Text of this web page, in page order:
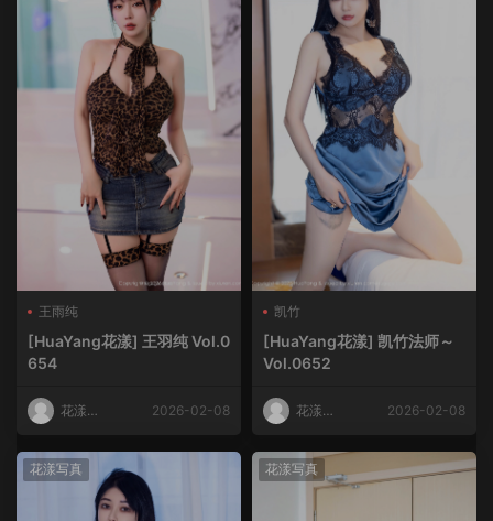
王雨纯
[HuaYang花漾] 王羽纯 Vol.0
654
花漾
2026-02-08
凯竹
[HuaYang花漾] 凯竹法师～
Vol.0652
花漾
2026-02-08
花漾写真 花漾写真